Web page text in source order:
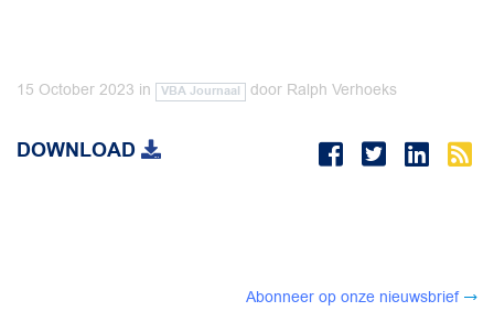
15 October 2023 in VBA Journaal door Ralph Verhoeks
DOWNLOAD
Abonneer op onze nieuwsbrief